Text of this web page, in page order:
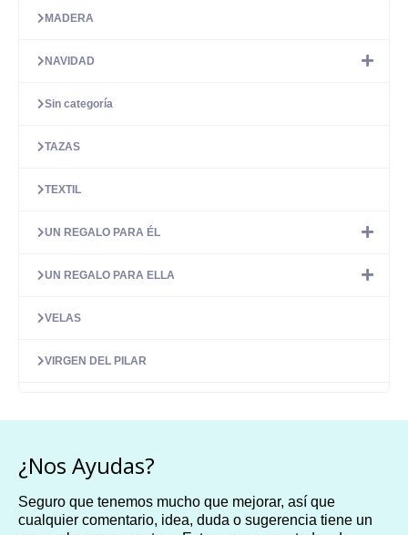
MADERA
NAVIDAD
Sin categoría
TAZAS
TEXTIL
UN REGALO PARA ÉL
UN REGALO PARA ELLA
VELAS
VIRGEN DEL PILAR
¿Nos Ayudas?
Seguro que tenemos mucho que mejorar, así que
cualquier comentario, idea, duda o sugerencia tiene un